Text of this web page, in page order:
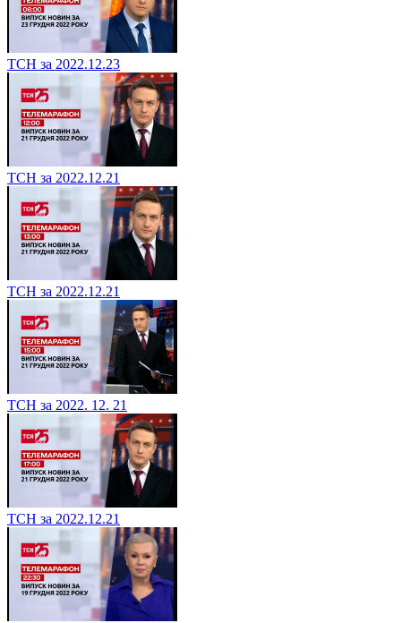
ТСН за 2022.12.23
ТСН за 2022.12.21
ТСН за 2022.12.21
ТСН за 2022. 12. 21
ТСН за 2022.12.21